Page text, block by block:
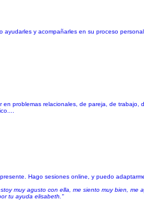
y acompañarles en su proceso
problemas relacionales, de pareja, de trabajo,
Hago sesiones online, y puedo
muy agusto con ella, me siento muy bien, me
tu ayuda elisabeth."